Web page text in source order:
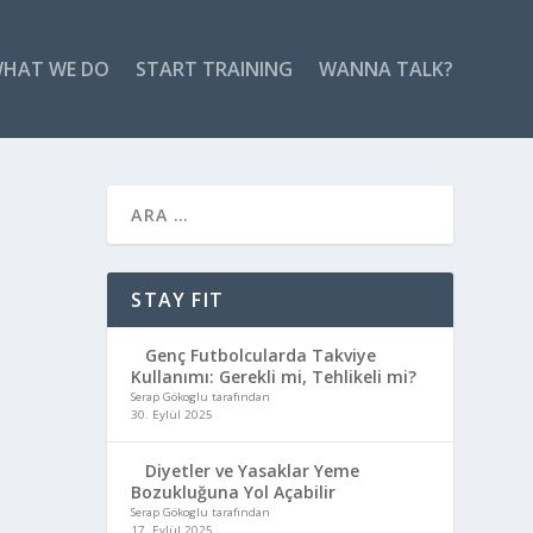
WE DO START TRAINING WANNA TALK?
STAY FIT
Genç Futbolcularda Takviye
Kullanımı: Gerekli mi, Tehlikeli mi?
Serap Gökoglu tarafından
30. Eylül 2025
Diyetler ve Yasaklar Yeme
Bozukluğuna Yol Açabilir
Serap Gökoglu tarafından